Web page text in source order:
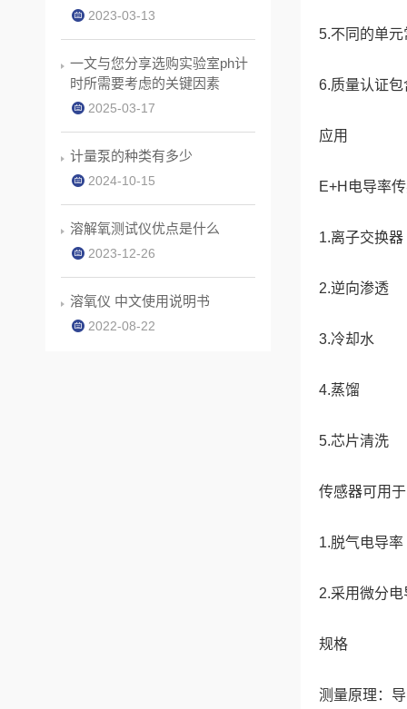
5.不同的单
6.质量认证
应用
E+H电导率
1.离子交换器
2.逆向渗透
3.冷却水
4.蒸馏
5.芯片清洗
传感器可用
1.脱气电导率
2.采用微分
规格
测量原理：
2023-03-13
一文与您分享选购实验室ph计
时所需要考虑的关键因素
2025-03-17
计量泵的种类有多少
2024-10-15
溶解氧测试仪优点是什么
2023-12-26
溶氧仪 中文使用说明书
2022-08-22